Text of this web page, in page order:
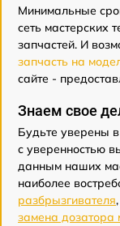
Минимальные
сеть мастерских
запчастей. И
запчасть на
сайте -
Знаем свое
Будьте уверены
с уверенностью
данным наших
наиболее
разбрызгивателя,
замена